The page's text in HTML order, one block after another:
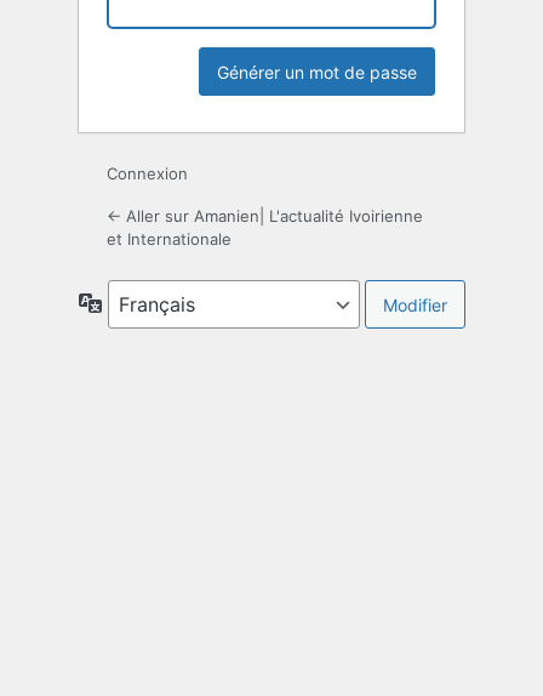
Connexion
← Aller sur Amanien| L'actualité Ivoirienne
et Internationale
Langue